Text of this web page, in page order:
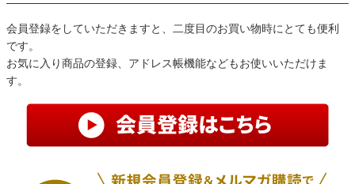
会員登録をしていただきますと、二度目のお買い物時にとても便利
です。
お気に入り商品の登録、アドレス帳機能などもお使いいただけま
す。